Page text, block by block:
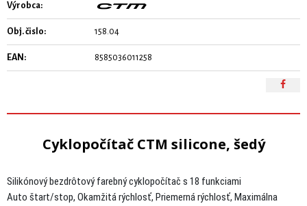
Výrobca:
Obj. čislo: 158.04
EAN: 8585036011258
Cyklopočítač CTM silicone, šedý
Silikónový bezdrôtový farebný cyklopočítač s 18 funkciami
Auto štart/stop, Okamžitá rýchlosť, Priemerná rýchlosť, Maximálna